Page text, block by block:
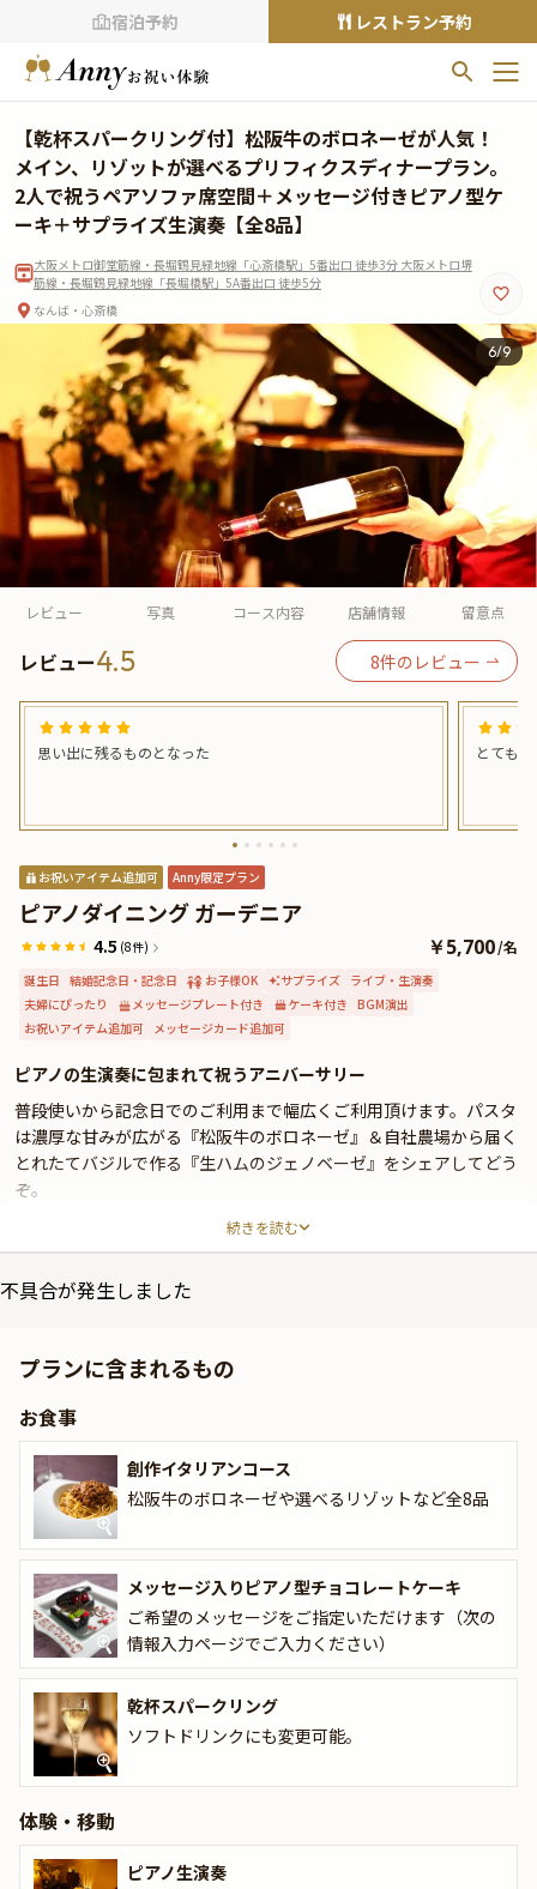
宿泊予約 レストラン予約
お気に入りプラン
お気に入りの登録がありません
プランの をクリックすることで
お気に入りに追加できます。
閲覧履歴
閲覧履歴はありません
過去に見たお店が最大10件まで表示されます。
10件を超えると、古いものから順に削除されます。
TOP
Annyお祝い体験について
Annyお祝いアイテムについて
よくあるご質問
【乾杯スパークリング付】松阪牛のボロネーゼが人気！
メイン、リゾットが選べるプリフィクスディナープラン。
2人で祝うペアソファ席空間＋メッセージ付きピアノ型ケ
ーキ＋サプライズ生演奏【全8品】
大阪メトロ御堂筋線・長堀鶴見緑地線「心斎橋駅」5番出口 徒歩3分 大阪メトロ堺
筋線・長堀鶴見緑地線「長堀橋駅」5A番出口 徒歩5分
なんば・心斎橋
6/9
レビュー 写真 コース内容 店舗情報 留意点
レビュー4.5 8件のレビュー
思い出に残るものとなった とても
お祝いアイテム追加可 Anny限定プラン
ピアノダイニング ガーデニア
4.5 (8件) ￥5,700/名
誕生日 結婚記念日・記念日 お子様OK サプライズ ライブ・生演奏
夫婦にぴったり
メッセージプレート付き ケーキ付き BGM演出
お祝いアイテム追加可 メッセージカード追加可
ピアノの生演奏に包まれて祝うアニバーサリー
普段使いから記念日でのご利用まで幅広くご利用頂けます。パスタ
は濃厚な甘みが広がる『松阪牛のボロネーゼ』＆自社農場から届く
とれたてバジルで作る『生ハムのジェノベーゼ』をシェアしてどう
ぞ。
メイン、リゾットは各自お好きなものから選べるので、皆様で様々
お好きな曲を事前リクエストできるピアノ生演奏によるサプライズ
乾杯スパークリングはソフトドリンクにも変更できます。
続きを読む
不具合が発生しました
プランに含まれるもの
お食事
創作イタリアンコース
松阪牛のボロネーゼや選べるリゾットなど全8品
メッセージ入りピアノ型チョコレートケーキ
ご希望のメッセージをご指定いただけます（次の
情報入力ページでご入力ください）
乾杯スパークリング
ソフトドリンクにも変更可能。
体験・移動
ピアノ生演奏